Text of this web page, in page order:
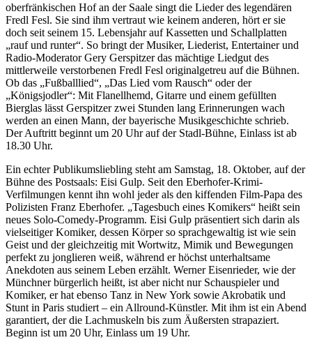
oberfränkischen Hof an der Saale singt die Lieder des legendären
Fredl Fesl. Sie sind ihm vertraut wie keinem anderen, hört er sie
doch seit seinem 15. Lebensjahr auf Kassetten und Schallplatten
„rauf und runter“. So bringt der Musiker, Liederist, Entertainer und
Radio-Moderator Gery Gerspitzer das mächtige Liedgut des
mittlerweile verstorbenen Fredl Fesl originalgetreu auf die Bühnen.
Ob das „Fußballlied“, „Das Lied vom Rausch“ oder der
„Königsjodler“: Mit Flanellhemd, Gitarre und einem gefüllten
Bierglas lässt Gerspitzer zwei Stunden lang Erinnerungen wach
werden an einen Mann, der bayerische Musikgeschichte schrieb.
Der Auftritt beginnt um 20 Uhr auf der Stadl-Bühne, Einlass ist ab
18.30 Uhr.
Ein echter Publikumsliebling steht am Samstag, 18. Oktober, auf der
Bühne des Postsaals: Eisi Gulp. Seit den Eberhofer-Krimi-
Verfilmungen kennt ihn wohl jeder als den kiffenden Film-Papa des
Polizisten Franz Eberhofer. „Tagesbuch eines Komikers“ heißt sein
neues Solo-Comedy-Programm. Eisi Gulp präsentiert sich darin als
vielseitiger Komiker, dessen Körper so sprachgewaltig ist wie sein
Geist und der gleichzeitig mit Wortwitz, Mimik und Bewegungen
perfekt zu jonglieren weiß, während er höchst unterhaltsame
Anekdoten aus seinem Leben erzählt. Werner Eisenrieder, wie der
Münchner bürgerlich heißt, ist aber nicht nur Schauspieler und
Komiker, er hat ebenso Tanz in New York sowie Akrobatik und
Stunt in Paris studiert – ein Allround-Künstler. Mit ihm ist ein Abend
garantiert, der die Lachmuskeln bis zum Äußersten strapaziert.
Beginn ist um 20 Uhr, Einlass um 19 Uhr.